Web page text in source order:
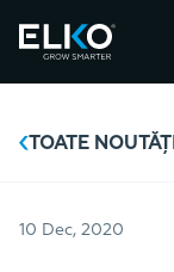
TOATE
10 Dec, 2020